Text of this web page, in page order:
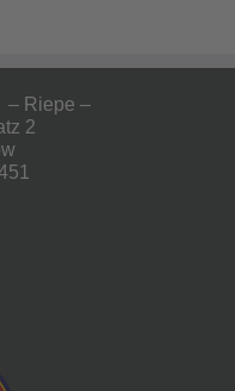
– Riepe –
2